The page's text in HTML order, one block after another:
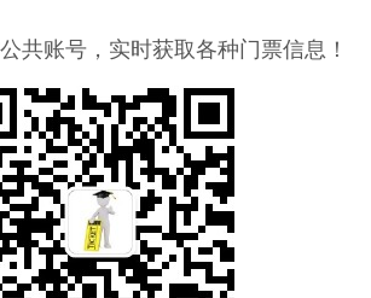
共账号，实时获取各种门票信息！